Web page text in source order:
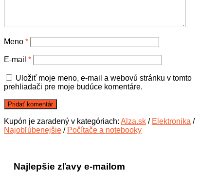
Meno *
E-mail *
Uložiť moje meno, e-mail a webovú stránku v tomto
prehliadači pre moje budúce komentáre.
Kupón je zaradený v kategóriach: Alza.sk / Elektronika /
Najobľúbenejšie / Počítače a notebooky
Najlepšie zľavy e-mailom